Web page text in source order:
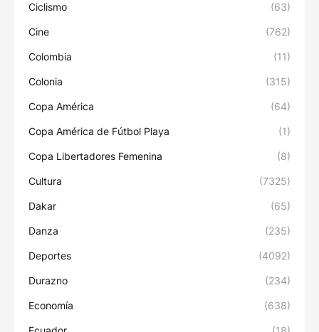
Ciclismo (63)
Cine (762)
Colombia (11)
Colonia (315)
Copa América (64)
Copa América de Fútbol Playa (1)
Copa Libertadores Femenina (8)
Cultura (7325)
Dakar (65)
Danza (235)
Deportes (4092)
Durazno (234)
Economía (638)